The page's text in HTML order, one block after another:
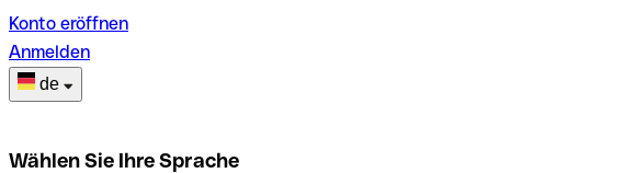
Konto eröffnen
Anmelden
de
Wählen Sie Ihre Sprache